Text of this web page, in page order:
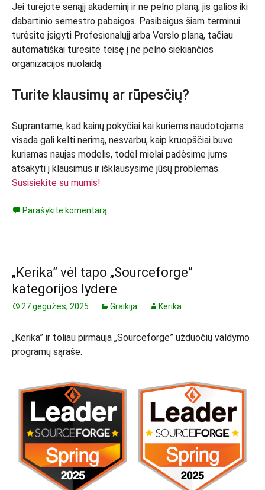
Jei turėjote senąjį akademinį ir ne pelno planą, jis galios iki
dabartinio semestro pabaigos. Pasibaigus šiam terminui
turėsite įsigyti Profesionalųjį arba Verslo planą, tačiau
automatiškai turėsite teisę į ne pelno siekiančios
organizacijos nuolaidą.
Turite klausimų ar rūpesčių?
Suprantame, kad kainų pokyčiai kai kuriems naudotojams
visada gali kelti nerimą, nesvarbu, kaip kruopščiai buvo
kuriamas naujas modelis, todėl mielai padėsime jums
atsakyti į klausimus ir išklausysime jūsų problemas.
Susisiekite su mumis!
Parašykite komentarą
„Kerika” vėl tapo „Sourceforge”
kategorijos lydere
27 gegužės, 2025 Graikija Kerika
„Kerika” ir toliau pirmauja „Sourceforge” užduočių valdymo
programų sąraše.